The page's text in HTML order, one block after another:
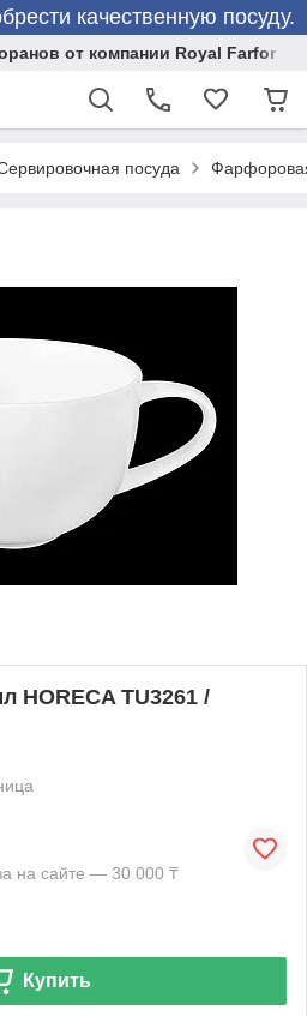
качественную посуду.
от компании Royal Farfor
посуда
HORECA TU3261 /
на сайте — 30 000 ₸
Купить